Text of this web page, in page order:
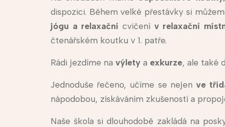
dispozici. Během velké přestávky si
jógu a relaxační cvičenív relaxační
čtenářském koutku v 1. patře.
Rádi jezdíme na výletya exkurze, ale také
Jednoduše řečeno, učíme se nejenve
nápodobou, získáváním zkušeností a
Naše škola si dlouhodobě zakládá na